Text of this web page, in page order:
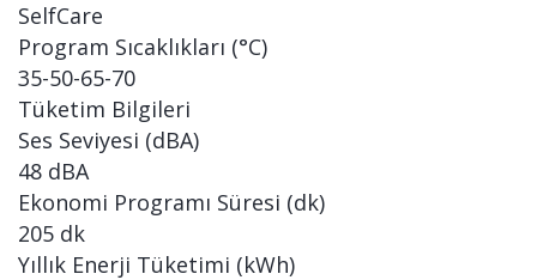
SelfCare
Program Sıcaklıkları (°C)
35-50-65-70
Tüketim Bilgileri
Ses Seviyesi (dBA)
48 dBA
Ekonomi Programı Süresi (dk)
205 dk
Yıllık Enerji Tüketimi (kWh)